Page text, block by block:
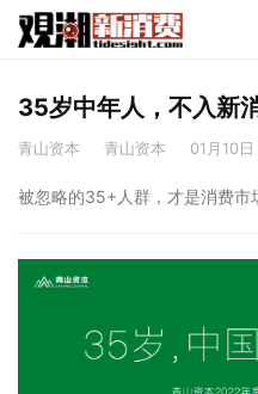
35岁中年人，不入新
青山资本 青山资本 01月10
被忽略的35+人群，才是消费市